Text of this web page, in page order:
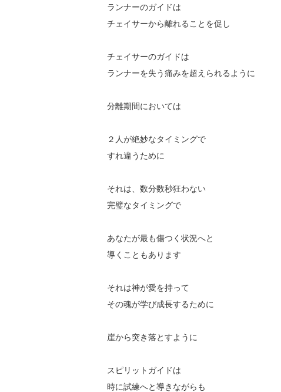
ランナーのガイドは
チェイサーから離れることを促し
チェイサーのガイドは
ランナーを失う痛みを超えられるように
分離期間においては
２人が絶妙なタイミングで
すれ違うために
それは、数分数秒狂わない
完璧なタイミングで
あなたが最も傷つく状況へと
導くこともあります
それは神が愛を持って
その魂が学び成長するために
崖から突き落とすように
スピリットガイドは
時に試練へと導きながらも